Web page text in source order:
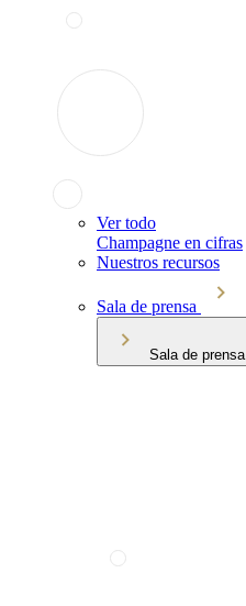
Ver todo
Champagne en cifras
Nuestros recursos
Sala de prensa
Sala de prensa